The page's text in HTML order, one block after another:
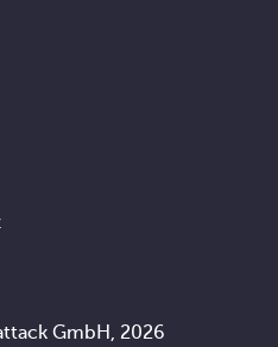
GmbH, 2026